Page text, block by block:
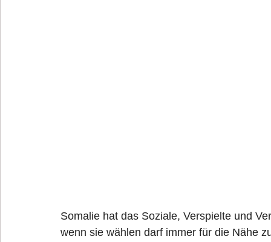
Somalie hat das Soziale, Verspielte und
wenn sie wählen darf immer für die Nähe